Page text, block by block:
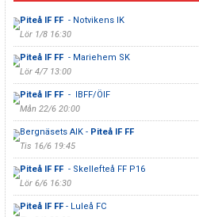
Piteå IF FF - Notvikens IK
Lör 1/8 16:30
Piteå IF FF - Mariehem SK
Lör 4/7 13:00
Piteå IF FF - IBFF/ÖIF
Mån 22/6 20:00
Bergnäsets AIK - Piteå IF FF
Tis 16/6 19:45
Piteå IF FF - Skellefteå FF P16
Lör 6/6 16:30
Piteå IF FF- Luleå FC